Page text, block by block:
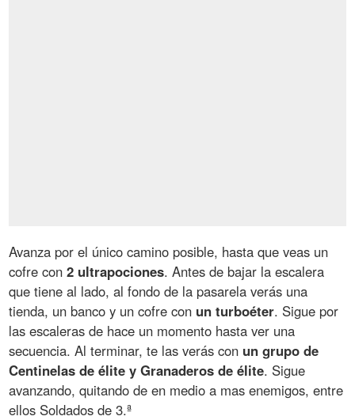
Avanza por el único camino posible, hasta que veas un
cofre con2 ultrapociones. Antes de bajar la escalera
que tiene al lado, al fondo de la pasarela verás una
tienda, un banco y un cofre con un turboéter. Sigue por
las escaleras de hace un momento hasta ver una
secuencia. Al terminar, te las verás con un grupo de
Centinelas de élite y Granaderos de élite. Sigue
avanzando, quitando de en medio a mas enemigos, entre
ellos Soldados de 3.ª